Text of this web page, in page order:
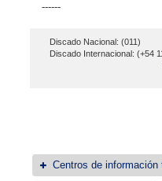
------
Discado Nacional: (011)
Discado Internacional: (+54
Centros de